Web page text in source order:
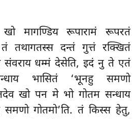
खो मागण्डिय रूपारामं रूपरतं
तथागतस्स दन्तं गुत्तं रक्खितं
धम्मं देसेति, इदं नु ते एतं
भासितं ‘भूनहु समणो
खो पन मे भो गोतम सन्धाय
समणो गोतमो’ति. तं किस्स हेतु,